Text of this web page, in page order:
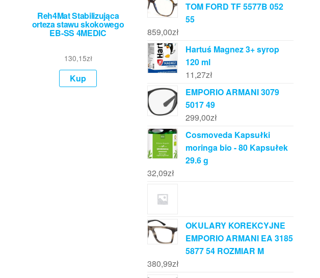
Reh4Mat Stabilizująca
orteza stawu skokowego
EB-SS 4MEDIC
130,15zł
Kup
TOM FORD TF 5577B 052
55
859,00zł
Hartuś Magnez 3+ syrop
120 ml
11,27zł
EMPORIO ARMANI 3079
5017 49
299,00zł
Cosmoveda Kapsułki
moringa bio - 80 Kapsułek
29.6 g
32,09zł
OKULARY KOREKCYJNE
EMPORIO ARMANI EA 3185
5877 54 ROZMIAR M
380,99zł